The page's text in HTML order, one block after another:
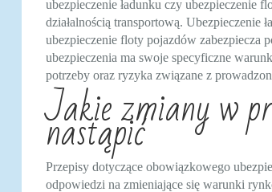
ubezpieczenie ładunku czy ubezpieczenie
działalnością transportową. Ubezpieczenie
ubezpieczenie floty pojazdów zabezpiecza
ubezpieczenia ma swoje specyficzne
potrzeby oraz ryzyka związane z
Jakie zmiany w
nastąpić
Przepisy dotyczące obowiązkowego
odpowiedzi na zmieniające się warunki